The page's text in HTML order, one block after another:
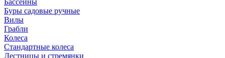
Бассейны
Буры садовые ручные
Вилы
Грабли
Колеса
Стандартные колеса
Лестницы и стремянки